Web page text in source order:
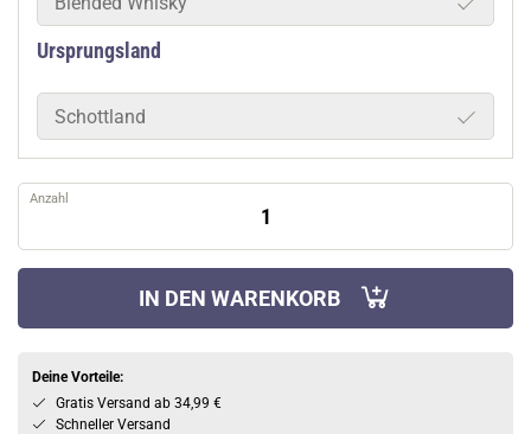
Ursprungsland
Schottland
Anzahl
IN DEN WARENKORB
Deine Vorteile:
Gratis Versand ab 34,99 €
Schneller Versand